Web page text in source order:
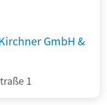
GmbH &
1